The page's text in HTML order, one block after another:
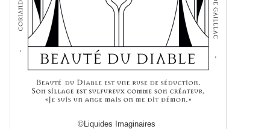
©Liquides Imaginaires